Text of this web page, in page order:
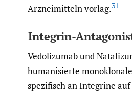
Arzneimitteln vorlag.31
Integrin-
Vedolizumab und
humanisierte
spezifisch an Integrine